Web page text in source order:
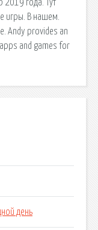
2019 года. Тут
игры. В нашем.
Andy provides an
and games for
день